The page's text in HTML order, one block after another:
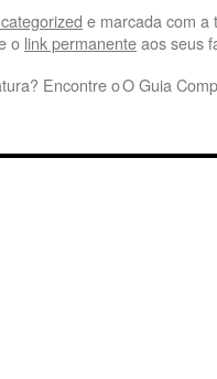
e marcada com
o link permanenteaos seus
Encontre oO Guia